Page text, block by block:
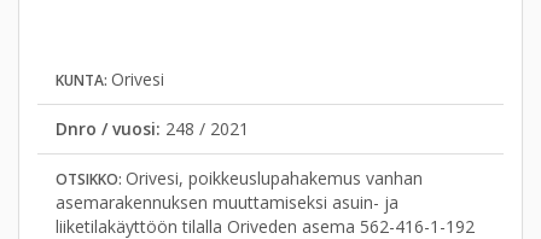
KUNTA: Orivesi
Dnro / vuosi: 248 / 2021
OTSIKKO: Orivesi, poikkeuslupahakemus vanhan
asemarakennuksen muuttamiseksi asuin- ja
liiketilakäyttöön tilalla Oriveden asema 562-416-1-192